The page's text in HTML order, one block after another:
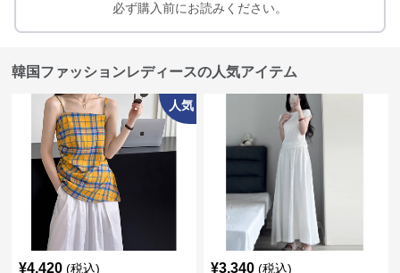
必ず購入前にお読みください。
韓国ファッションレディースの人気アイテム
人気
¥4,420 (税込) ¥3,340 (税込)